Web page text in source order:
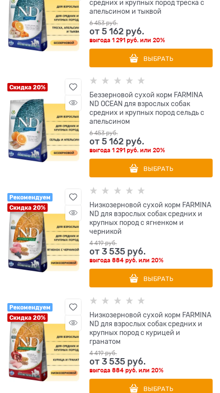
средних и крупных пород треска с
апельсином и тыквой
6 453 руб.
от5 162 руб.
выгода1 291 руб. или20%
ВЫБРАТЬ
Скидка 20%
Беззерновой cухой корм FARMINA
ND OCEAN для взрослых собак
средних и крупных пород сельдь с
апельсином
6 453 руб.
от5 162 руб.
выгода1 291 руб. или20%
ВЫБРАТЬ
Рекомендуем
Скидка 20%
Низкозерновой cухой корм FARMINA
ND для взрослых собак средних и
крупных пород с ягненком и
черникой
4 419 руб.
от3 535 руб.
выгода884 руб. или20%
ВЫБРАТЬ
Рекомендуем
Скидка 20%
Низкозерновой cухой корм FARMINA
ND для взрослых собак средних и
крупных пород с курицей и
гранатом
4 419 руб.
от3 535 руб.
выгода884 руб. или20%
ВЫБРАТЬ